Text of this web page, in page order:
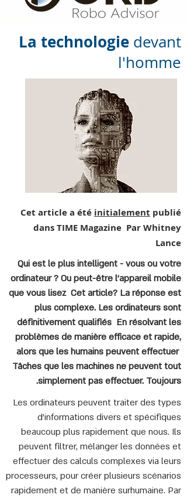
La technologie devant
l'homme
Cet article a été initialement publié
dans TIME Magazine Par Whitney
Lance
Qui est le plus intelligent - vous ou votre
ordinateur ? Ou peut-être l'appareil mobile
que vous lisez Cet article? La réponse est
plus complexe. Les ordinateurs sont
définitivement qualifiés En résolvant les
problèmes de manière efficace et rapide,
alors que les humains peuvent effectuer
Tâches que les machines ne peuvent tout
simplement pas effectuer. Toujours.
Les ordinateurs peuvent traiter des types
d'informations divers et spécifiques
beaucoup plus rapidement que nous. Ils
peuvent filtrer, mélanger les données et
effectuer des calculs complexes via leurs
processeurs, pour créer plusieurs scénarios
rapidement et de manière surhumaine. Par